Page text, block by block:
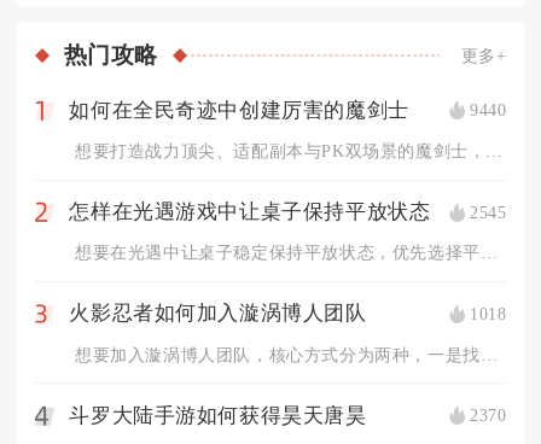
热门攻略 更多+
如何在全民奇迹中创建厉害的魔剑士 9440
2 怎样在光遇游戏中让桌子保持平放状态 2545
想要在光遇中让桌子稳定保持平放状态，优先选择平整地形摆放，配...
3 火影忍者如何加入漩涡博人团队 1018
4 斗罗大陆手游如何获得昊天唐昊 2370